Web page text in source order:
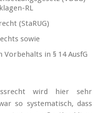
RL
(StaRUG)
sowie
Vorbehalts in § 14 AusfG
wird hier sehr
so systematisch, dass